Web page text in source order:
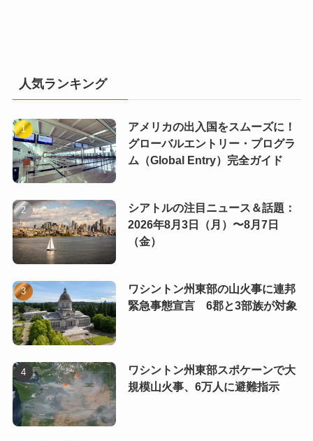
人気ランキング
アメリカの出入国をスムーズに！
グローバルエントリー・プログラ
ム（Global Entry）完全ガイド
シアトルの注目ニュース＆話題：
2026年8月3日（月）〜8月7日
（金）
ワシントン州東部の山火事に連邦
緊急事態宣言 6郡と3部族が対象
ワシントン州東部スポケーンで大
規模山火事、6万人に避難指示